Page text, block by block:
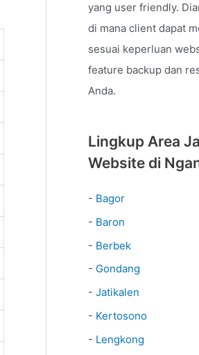
yang user friendly.
di mana client dapat
sesuai keperluan
feature backup dan
Anda.
Lingkup Area
Website di
- Bagor
- Baron
- Berbek
- Gondang
- Jatikalen
- Kertosono
- Lengkong